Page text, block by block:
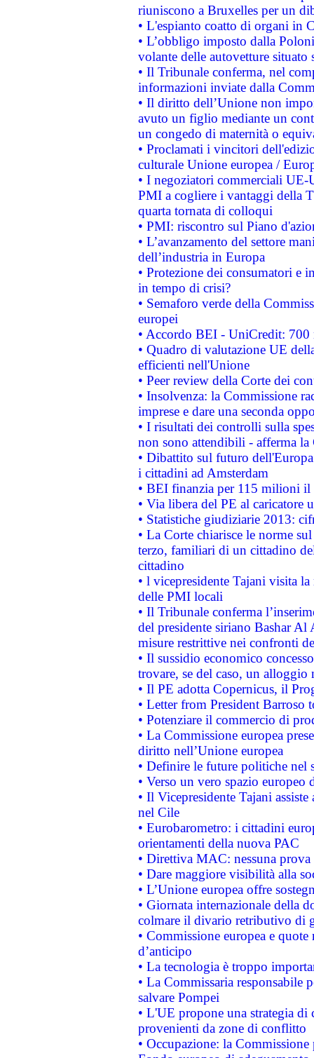
riuniscono a Bruxelles per un
• L'espianto coatto di organi in
• L’obbligo imposto dalla
volante delle autovetture
• Il Tribunale conferma, nel
informazioni inviate dalla
• Il diritto dell’Unione non
avuto un figlio mediante un
un congedo di maternità o
• Proclamati i vincitori
culturale Unione europea /
• I negoziatori commerciali UE-
PMI a cogliere i vantaggi della
quarta tornata di colloqui
• PMI: riscontro sul Piano
• L’avanzamento del settore
dell’industria in Europa
• Protezione dei consumatori e
in tempo di crisi?
• Semaforo verde della
europei
• Accordo BEI - UniCredit:
• Quadro di valutazione UE
efficienti nell'Unione
• Peer review della Corte dei
• Insolvenza: la Commissione
imprese e dare una seconda
• I risultati dei controlli sulla
non sono attendibili - afferma la
• Dibattito sul futuro
i cittadini ad Amsterdam
• BEI finanzia per 115 milioni
• Via libera del PE al caricatore
• Statistiche giudiziarie 2013:
• La Corte chiarisce le norme
terzo, familiari di un cittadino
cittadino
• l vicepresidente Tajani visita
delle PMI locali
• Il Tribunale conferma
del presidente siriano Bashar Al
misure restrittive nei confronti
• Il sussidio economico
trovare, se del caso, un
• Il PE adotta Copernicus, il
• Letter from President Barroso
• Potenziare il commercio di
• La Commissione europea
diritto nell’Unione europea
• Definire le future politiche nel
• Verso un vero spazio
• Il Vicepresidente Tajani
nel Cile
• Eurobarometro: i cittadini
orientamenti della nuova PAC
• Direttiva MAC: nessuna
• Dare maggiore visibilità alla
• L’Unione europea offre
• Giornata internazionale della
colmare il divario retributivo di
• Commissione europea e
d’anticipo
• La tecnologia è troppo
• La Commissaria responsabile
salvare Pompei
• L'UE propone una strategia
provenienti da zone di conflitto
• Occupazione: la